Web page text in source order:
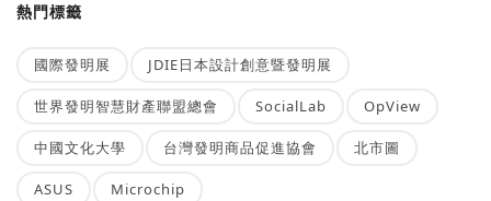
熱門標籤
國際發明展 JDIE日本設計創意暨發明展
世界發明智慧財產聯盟總會 SocialLab OpView
中國文化大學 台灣發明商品促進協會 北市圖
ASUS Microchip